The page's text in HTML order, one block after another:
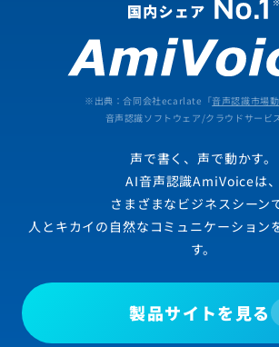
※出典：合同会社ecarlate「音声認識市場
音声認識ソフトウェア/クラウドサービ
声で書く、声で動かす。
AI音声認識AmiVoiceは、
さまざまなビジネスシーンで
人とキカイの自然なコミュニケーション
す。
製品サイトを見る